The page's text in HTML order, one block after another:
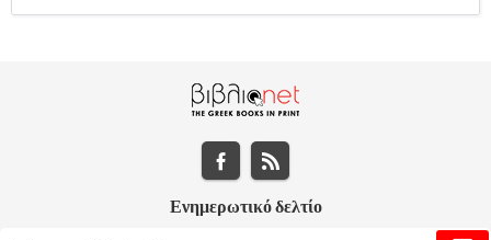
Ενημερωτικό δελτίο